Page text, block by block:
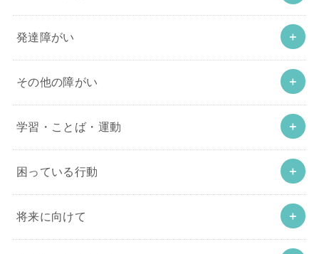
発達障がい
その他の障がい
学習・ことば・運動
困っている行動
将来に向けて